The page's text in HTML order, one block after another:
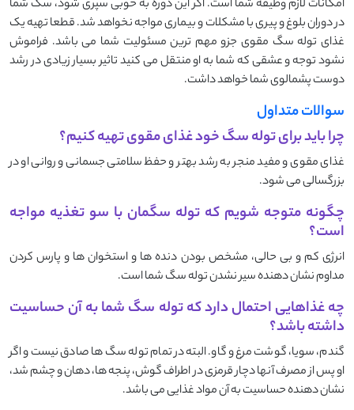
امکانات لازم وظیفه شما است. اگر این دوره به خوبی سپری شود، سگ شما
در دوران بلوغ و پیری با مشکلات و بیماری مواجه نخواهد شد. قطعا تهیه یک
غذای توله سگ مقوی جزو مهم ترین مسئولیت شما می باشد. فراموش
نشود توجه و عشقی که شما به او منتقل می کنید تاثیر بسیار زیادی در رشد
دوست پشمالوی شما خواهد داشت.
سوالات متداول
چرا باید برای توله سگ خود غذای مقوی تهیه کنیم؟
غذای مقوی و مفید منجر به رشد بهتر و حفظ سلامتی جسمانی و روانی او در
بزرگسالی می شود.
چگونه متوجه شویم که توله سگمان با سو تغذیه مواجه
است؟
انرژی کم و بی حالی، مشخص بودن دنده ها و استخوان ها و پارس کردن
مداوم نشان دهنده سیر نشدن توله سگ شما است.
چه غذاهایی احتمال دارد که توله سگ شما به آن حساسیت
داشته باشد؟
گندم، سویا، گوشت مرغ و گاو. البته در تمام توله سگ ها صادق نیست و اگر
او پس از مصرف آنها دچار قرمزی در اطراف گوش، پنجه ها، دهان و چشم شد،
نشان دهنده حساسیت به آن مواد غذایی می باشد.